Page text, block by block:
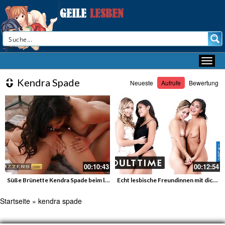
Kendra Spade Neueste Aufrufe Bewertung
00:10:43
Süße Brünette Kendra Spade beim liebevollen Lesbenfick
00:12:54
Echt lesbische Freundinnen mit dicken Titten testen Muschisaft
Startseite » kendra spade